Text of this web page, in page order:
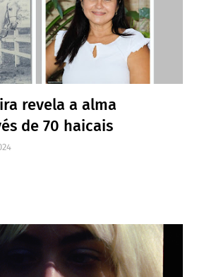
revela a alma
de 70 haicais